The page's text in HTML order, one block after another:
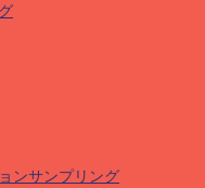
ンサンプリング